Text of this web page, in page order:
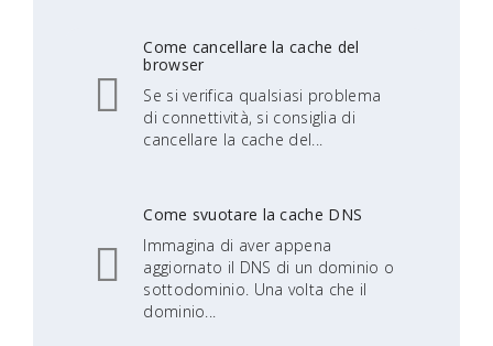
Come cancellare la cache del
browser
Se si verifica qualsiasi problema
di connettività, si consiglia di
cancellare la cache del...
Come svuotare la cache DNS
Immagina di aver appena
aggiornato il DNS di un dominio o
sottodominio. Una volta che il
dominio...